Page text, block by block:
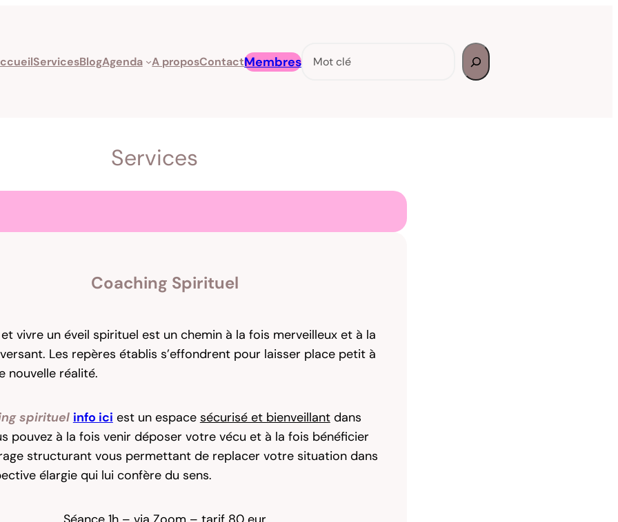
ServicesBlogAgenda A proposContactMembres
Services
Coaching Spirituel
vivre un éveil spirituel est un chemin à la fois merveilleux et à la
Les repères établis s’effondrent pour laisser place petit à
nouvelle réalité.
spirituel info ici est un espace sécurisé et bienveillantdans
pouvez à la fois venir déposer votre vécu et à la fois bénéficier
structurant vous permettant de replacer votre situation dans
élargie qui lui confère du sens.